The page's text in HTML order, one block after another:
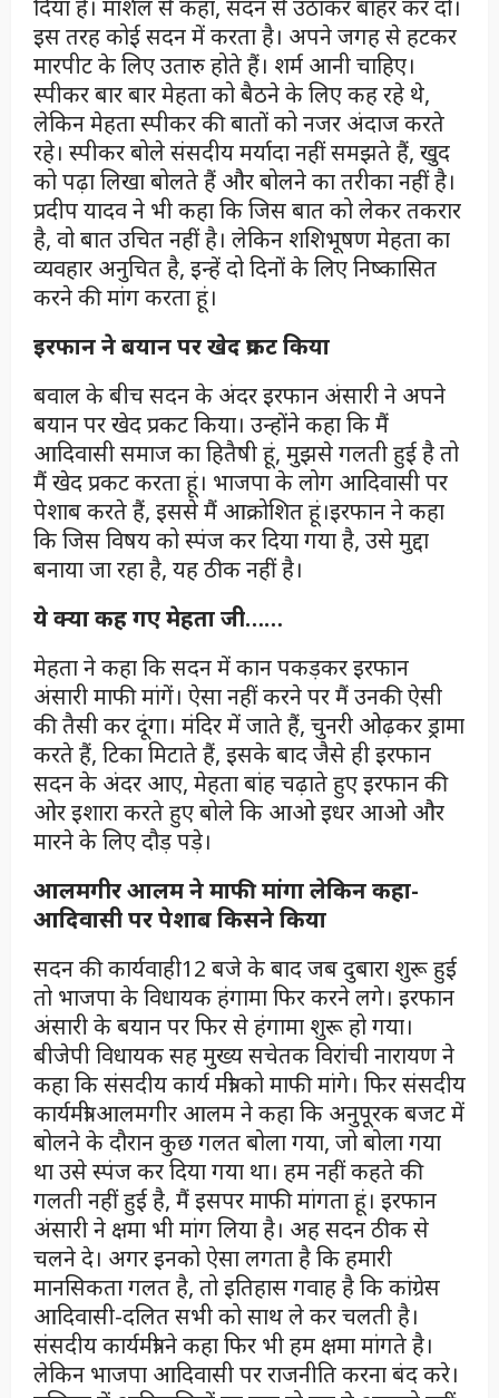
दिया है। मार्शल से कहा, सदन से उठाकर बाहर कर दो।
इस तरह कोई सदन में करता है। अपने जगह से हटकर
मारपीट के लिए उतारु होते हैं। शर्म आनी चाहिए।
स्पीकर बार बार मेहता को बैठने के लिए कह रहे थे,
लेकिन मेहता स्पीकर की बातों को नजर अंदाज करते
रहे। स्पीकर बोले संसदीय मर्यादा नहीं समझते हैं, खुद
को पढ़ा लिखा बोलते हैं और बोलने का तरीका नहीं है।
प्रदीप यादव ने भी कहा कि जिस बात को लेकर तकरार
है, वो बात उचित नहीं है। लेकिन शशिभूषण मेहता का
व्यवहार अनुचित है, इन्हें दो दिनों के लिए निष्कासित
करने की मांग करता हूं।
इरफान ने बयान पर खेद प्रकट किया
बवाल के बीच सदन के अंदर इरफान अंसारी ने अपने
बयान पर खेद प्रकट किया। उन्होंने कहा कि मैं
आदिवासी समाज का हितैषी हूं, मुझसे गलती हुई है तो
मैं खेद प्रकट करता हूं। भाजपा के लोग आदिवासी पर
पेशाब करते हैं, इससे मैं आक्रोशित हूं।इरफान ने कहा
कि जिस विषय को स्पंज कर दिया गया है, उसे मुद्दा
बनाया जा रहा है, यह ठीक नहीं है।
ये क्या कह गए मेहता जी……
मेहता ने कहा कि सदन में कान पकड़कर इरफान
अंसारी माफी मांगें। ऐसा नहीं करने पर मैं उनकी ऐसी
की तैसी कर दूंगा। मंदिर में जाते हैं, चुनरी ओढ़कर ड्रामा
करते हैं, टिका मिटाते हैं, इसके बाद जैसे ही इरफान
सदन के अंदर आए, मेहता बांह चढ़ाते हुए इरफान की
ओर इशारा करते हुए बोले कि आओ इधर आओ और
मारने के लिए दौड़ पड़े।
आलमगीर आलम ने माफी मांगा लेकिन कहा-
आदिवासी पर पेशाब किसने किया
सदन की कार्यवाही12 बजे के बाद जब दुबारा शुरू हुई
तो भाजपा के विधायक हंगामा फिर करने लगे। इरफान
अंसारी के बयान पर फिर से हंगामा शुरू हो गया।
बीजेपी विधायक सह मुख्य सचेतक विरांची नारायण ने
कहा कि संसदीय कार्य मंत्री को माफी मांगे। फिर संसदीय
कार्यमंत्री आलमगीर आलम ने कहा कि अनुपूरक बजट में
बोलने के दौरान कुछ गलत बोला गया, जो बोला गया
था उसे स्पंज कर दिया गया था। हम नहीं कहते की
गलती नहीं हुई है, मैं इसपर माफी मांगता हूं। इरफान
अंसारी ने क्षमा भी मांग लिया है। अह सदन ठीक से
चलने दे। अगर इनको ऐसा लगता है कि हमारी
मानसिकता गलत है, तो इतिहास गवाह है कि कांग्रेस
आदिवासी-दलित सभी को साथ ले कर चलती है।
संसदीय कार्यमंत्री ने कहा फिर भी हम क्षमा मांगते है।
लेकिन भाजपा आदिवासी पर राजनीति करना बंद करे।